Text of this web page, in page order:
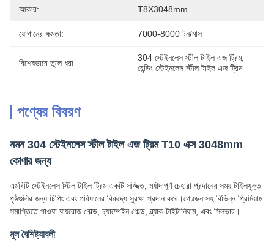
আকার: T8X3048mm
যোগানের ক্ষমতা: 7000-8000 টন/মাস
বিশেষভাবে তুলে ধরা:
304 স্টেইনলেস স্টীল টাইল এজ ট্রিম,
বেন্ডিং স্টেইনলেস স্টীল টাইল এজ ট্রিম
পণ্যের বিবরণ
নমন 304 স্টেইনলেস স্টীল টাইল এজ ট্রিম T10 এক্স 3048mm
কোণার জন্য
এমবিটি স্টেইনলেস স্টিল টাইল ট্রিম একটি সজ্জিত, মর্যাদাপূর্ণ চেহারা প্রদানের সময় টাইলযুক্ত
পৃষ্ঠগুলির জন্য চিপিং এবং পরিধানের বিরুদ্ধে সুরক্ষা প্রদান করে।গোল্ডেন সহ বিভিন্ন প্রিমিয়াম
সমাপ্তিতে পাওয়া যায়রোজ গোল্ড, চ্যাম্পেইন গোল্ড, ব্ল্যাক টাইটানিয়াম, এবং সিলভার।
মূল বৈশিষ্ট্যাবলী